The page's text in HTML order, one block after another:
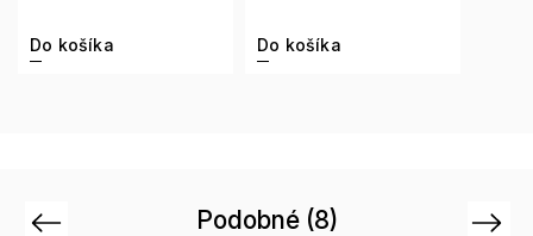
Do košíka Do košíka
Podobné (8)
Previous Next